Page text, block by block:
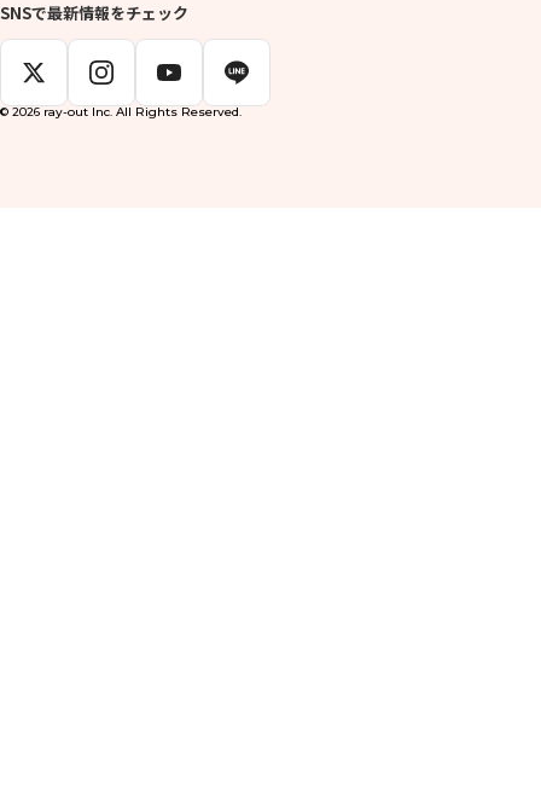
SNSで最新情報をチェック
© 2026 ray-out Inc. All Rights Reserved.